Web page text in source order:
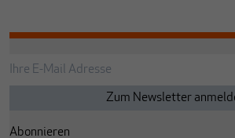
Abonnieren